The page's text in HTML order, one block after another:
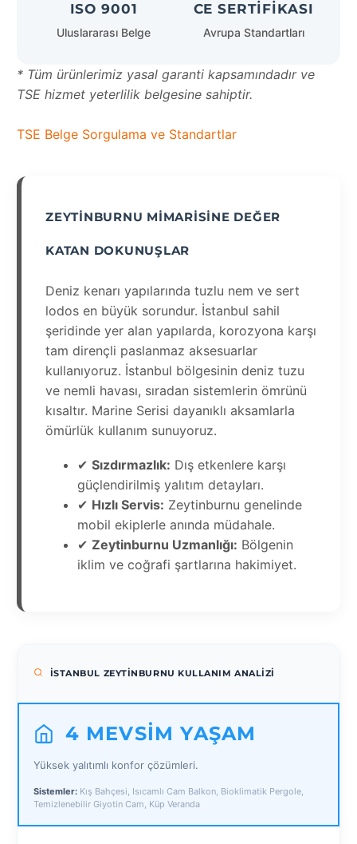
ISO 9001
Uluslararası Belge
CE SERTIFIKASI
Avrupa Standartları
* Tüm ürünlerimiz yasal garanti kapsamındadır ve
TSE hizmet yeterlilik belgesine sahiptir.
TSE Belge Sorgulama ve Standartlar
ZEYTINBURNU MIMARISINE DEĞER
KATAN DOKUNUŞLAR
Deniz kenarı yapılarında tuzlu nem ve sert
lodos en büyük sorundur. İstanbul sahil
şeridinde yer alan yapılarda, korozyona karşı
tam dirençli paslanmaz aksesuarlar
kullanıyoruz. İstanbul bölgesinin deniz tuzu
ve nemli havası, sıradan sistemlerin ömrünü
kısaltır. Marine Serisi dayanıklı aksamlarla
ömürlük kullanım sunuyoruz.
✔ Sızdırmazlık: Dış etkenlere karşı
güçlendirilmiş yalıtım detayları.
✔ Hızlı Servis: Zeytinburnu genelinde
mobil ekiplerle anında müdahale.
✔ Zeytinburnu Uzmanlığı: Bölgenin
iklim ve coğrafi şartlarına hakimiyet.
İSTANBUL ZEYTINBURNU KULLANIM ANALIZI
4 MEVSIM YAŞAM
Yüksek yalıtımlı konfor çözümleri.
Sistemler: Kış Bahçesi, Isıcamlı Cam Balkon, Bioklimatik Pergole,
Temizlenebilir Giyotin Cam, Küp Veranda